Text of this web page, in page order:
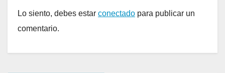
Lo siento, debes estar conectado para publicar un
comentario.